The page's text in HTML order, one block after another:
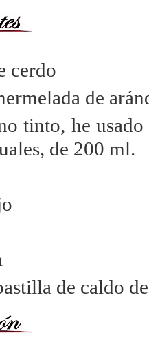
cerdo
de
tinto, he
de 200 ml.
de caldo